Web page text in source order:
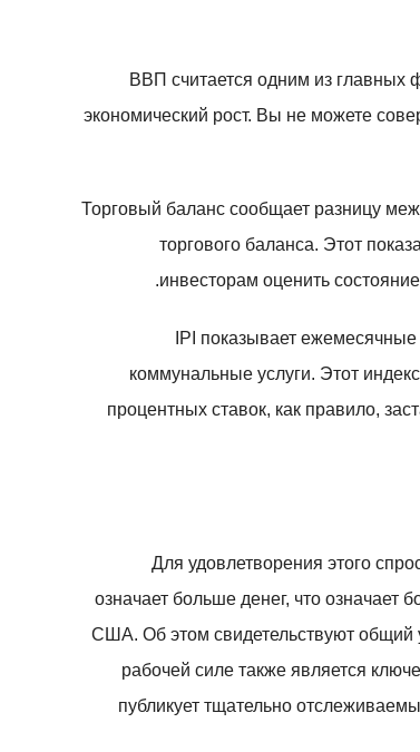
ВВП считается одним из главных
экономический рост. Вы не можете
Торговый баланс сообщает разницу
торгового баланса. Этот
инвесторам оценить
IPI показывает
коммунальные услуги. Этот
процентных ставок, как правило,
Для удовлетворения этого
означает больше денег, что означает
США. Об этом свидетельствуют общий
рабочей силе также является
публикует тщательно